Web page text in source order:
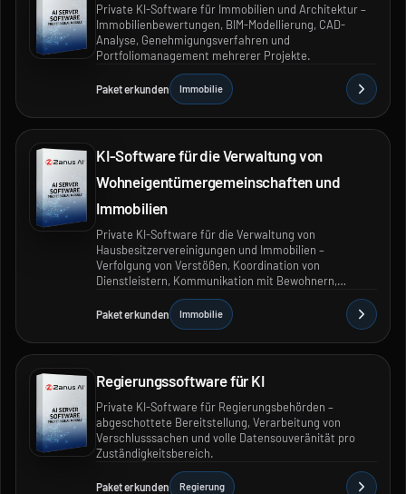
Private KI-Software für Immobilien und Architektur –
Immobilienbewertungen, BIM-Modellierung, CAD-
Analyse, Genehmigungsverfahren und
Portfoliomanagement mehrerer Projekte.
Paket erkunden Immobilie
KI-Software für die Verwaltung von
Wohneigentümergemeinschaften und
Immobilien
Private KI-Software für die Verwaltung von
Hausbesitzervereinigungen und Immobilien –
Verfolgung von Verstößen, Koordination von
Dienstleistern, Kommunikation mit Bewohnern,
Budgetprognosen und durchsuchbare
Sitzungsprotokolle für alle Gemeinschaften.
Paket erkunden Immobilie
Regierungssoftware für KI
Private KI-Software für Regierungsbehörden –
abgeschottete Bereitstellung, Verarbeitung von
Verschlusssachen und volle Datensouveränität pro
Zuständigkeitsbereich.
Paket erkunden Regierung